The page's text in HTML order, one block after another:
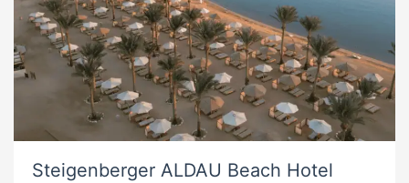
Steigenberger ALDAU Beach Hotel